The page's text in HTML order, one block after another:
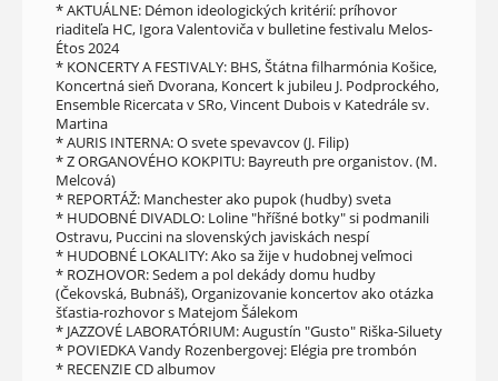
* AKTUÁLNE: Démon ideologických kritérií: príhovor
riaditeľa HC, Igora Valentoviča v bulletine festivalu Melos-
Étos 2024
* KONCERTY A FESTIVALY: BHS, Štátna filharmónia Košice,
Koncertná sieň Dvorana, Koncert k jubileu J. Podprockého,
Ensemble Ricercata v SRo, Vincent Dubois v Katedrále sv.
Martina
* AURIS INTERNA: O svete spevavcov (J. Filip)
* Z ORGANOVÉHO KOKPITU: Bayreuth pre organistov. (M.
Melcová)
* REPORTÁŽ: Manchester ako pupok (hudby) sveta
* HUDOBNÉ DIVADLO: Loline "hříšné botky" si podmanili
Ostravu, Puccini na slovenských javiskách nespí
* HUDOBNÉ LOKALITY: Ako sa žije v hudobnej veľmoci
* ROZHOVOR: Sedem a pol dekády domu hudby
(Čekovská, Bubnáš), Organizovanie koncertov ako otázka
šťastia-rozhovor s Matejom Šálekom
* JAZZOVÉ LABORATÓRIUM: Augustín "Gusto" Riška-Siluety
* POVIEDKA Vandy Rozenbergovej: Elégia pre trombón
* RECENZIE CD albumov